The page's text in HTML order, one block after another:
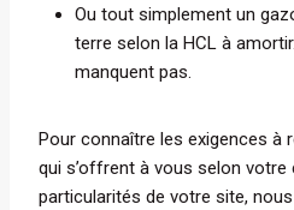
Ou tout simplement un
terre selon la HCL à
manquent pas.
Pour connaître les exigences à
qui s’offrent à vous selon
particularités de votre site,